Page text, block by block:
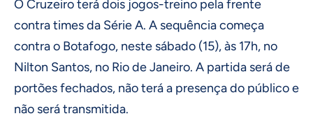
O Cruzeiro terá dois jogos-treino pela frente
contra times da Série A. A sequência começa
contra o Botafogo, neste sábado (15), às 17h, no
Nilton Santos, no Rio de Janeiro. A partida será de
portões fechados, não terá a presença do público e
não será transmitida.